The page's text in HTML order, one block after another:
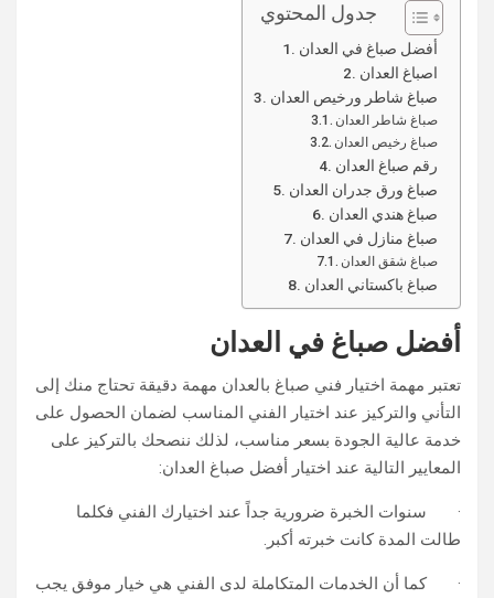
جدول المحتوي
أفضل صباغ في العدان
اصباغ العدان
صباغ شاطر ورخيص العدان
صباغ شاطر العدان
صباغ رخيص العدان
رقم صباغ العدان
صباغ ورق جدران العدان
صباغ هندي العدان
صباغ منازل في العدان
صباغ شقق العدان
صباغ باكستاني العدان
أفضل صباغ في العدان
تعتبر مهمة اختيار فني صباغ بالعدان مهمة دقيقة تحتاج منك إلى
التأني والتركيز عند اختيار الفني المناسب لضمان الحصول على
خدمة عالية الجودة بسعر مناسب، لذلك ننصحك بالتركيز على
المعايير التالية عند اختيار أفضل صباغ العدان:
· سنوات الخبرة ضرورية جداً عند اختيارك الفني فكلما
طالت المدة كانت خبرته أكبر.
· كما أن الخدمات المتكاملة لدى الفني هي خيار موفق يجب